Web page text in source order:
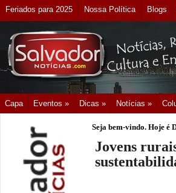
Feriados para 2025 Nossa Política Blogs
Capa Eventos » Dicas » Notícias »
Seja bem-vindo. Hoje é
Jovens